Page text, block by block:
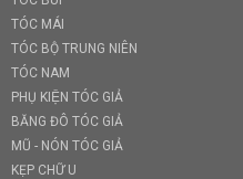
TÓC MÁI
TÓC BỘ TRUNG NIÊN
TÓC NAM
PHỤ KIỆN TÓC GIẢ
BĂNG ĐÔ TÓC GIẢ
MŨ - NÓN TÓC GIẢ
KẸP CHỮ U